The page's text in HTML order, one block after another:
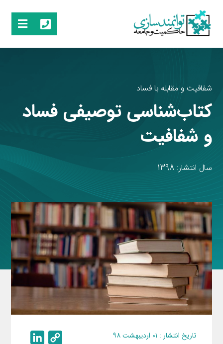
شفافیت و مقابله با فساد
کتاب‌شناسی توصیفی فساد
و شفافیت
سال انتشار: 1398
تاریخ انتشار : ۰۱ اردیبهشت ۹۸